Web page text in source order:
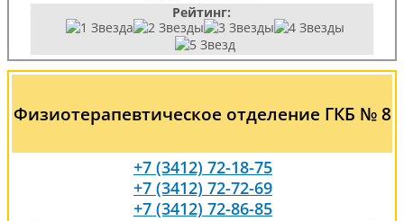
Рейтинг:
Физиотерапевтическое отделение ГКБ № 8
+7 (3412) 72-18-75
+7 (3412) 72-72-69
+7 (3412) 72-86-85